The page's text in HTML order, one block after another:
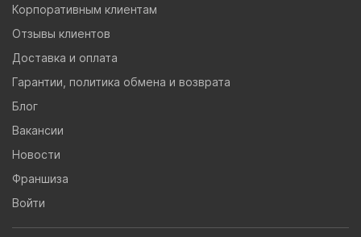
Корпоративным клиентам
Отзывы клиентов
Доставка и оплата
Гарантии, политика обмена и возврата
Блог
Вакансии
Новости
Франшиза
Войти